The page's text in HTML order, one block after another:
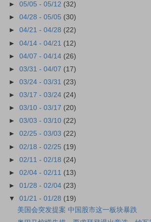
►05/05 - 05/12 (32)
►04/28 - 05/05 (30)
►04/21 - 04/28 (22)
►04/14 - 04/21 (12)
►04/07 - 04/14 (26)
►03/31 - 04/07 (17)
►03/24 - 03/31 (23)
►03/17 - 03/24 (24)
►03/10 - 03/17 (20)
►03/03 - 03/10 (22)
►02/25 - 03/03 (22)
►02/18 - 02/25 (19)
►02/11 - 02/18 (24)
►02/04 - 02/11 (13)
►01/28 - 02/04 (23)
▼01/21 - 01/28 (19)
美国会突发提案 中国股市这一板块暴跌